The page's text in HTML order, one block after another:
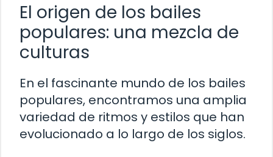
El origen de los bailes
populares: una mezcla de
culturas
En el fascinante mundo de los bailes
populares, encontramos una amplia
variedad de ritmos y estilos que han
evolucionado a lo largo de los siglos.